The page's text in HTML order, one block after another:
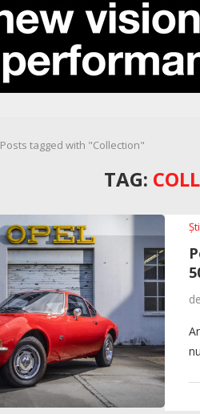
Posts tagged with "Collection"
TAG:
de